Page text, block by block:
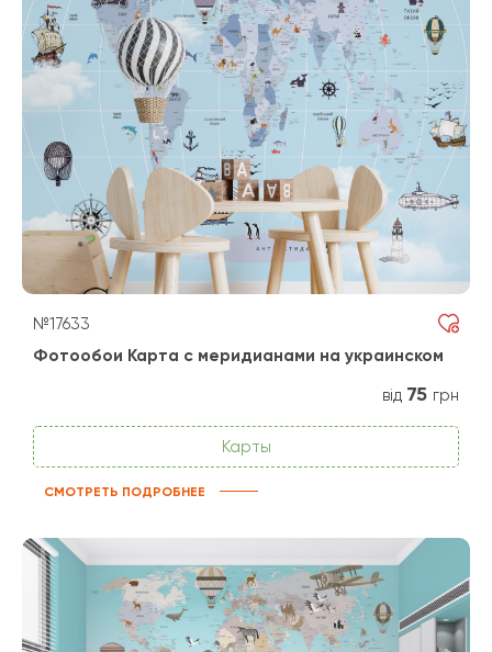
№17633
Фотообои Карта с меридианами на украинском
від 75 грн
Карты
СМОТРЕТЬ ПОДРОБНЕЕ